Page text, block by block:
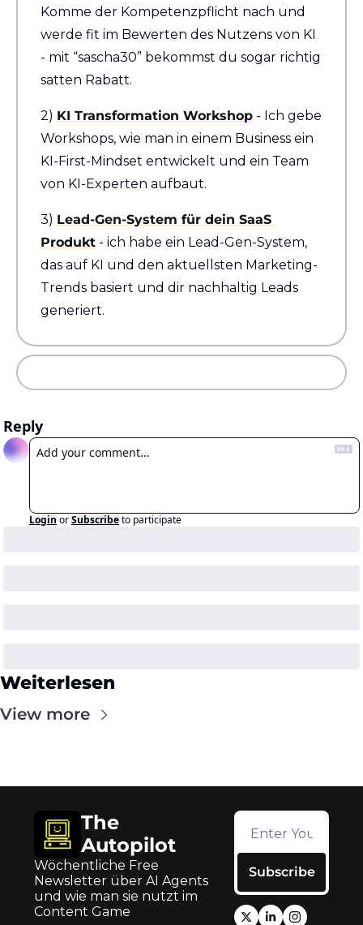
Komme der Kompetenzpflicht nach und
werde fit im Bewerten des Nutzens von KI
- mit “sascha30” bekommst du sogar richtig
satten Rabatt.
2) KI Transformation Workshop - Ich gebe
Workshops, wie man in einem Business ein
KI-First-Mindset entwickelt und ein Team
von KI-Experten aufbaut.
3) Lead-Gen-System für dein SaaS
Produkt - ich habe ein Lead-Gen-System,
das auf KI und den aktuellsten Marketing-
Trends basiert und dir nachhaltig Leads
generiert.
Reply
Login orSubscribeto participate
Weiterlesen
View more
The
Autopilot
Wöchentliche Free
Newsletter über AI Agents
und wie man sie nutzt im
Content Game
Subscribe